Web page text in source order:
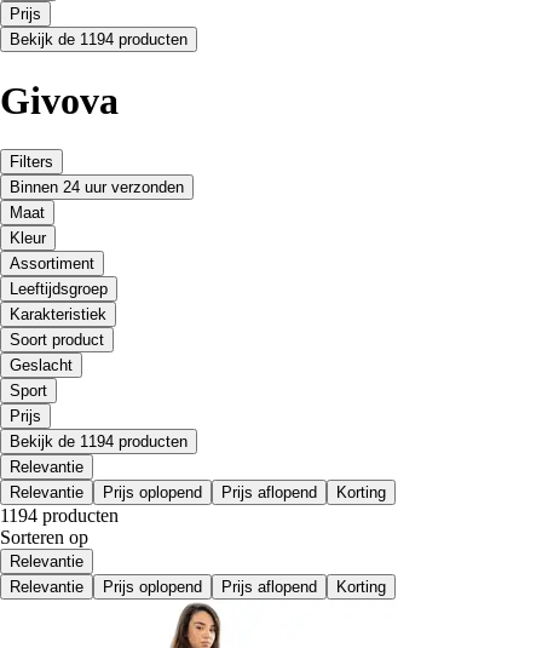
Prijs
Bekijk de 1194 producten
Givova
Filters
Binnen 24 uur verzonden
Maat
Kleur
Assortiment
Leeftijdsgroep
Karakteristiek
Soort product
Geslacht
Sport
Prijs
Bekijk de 1194 producten
Relevantie
Relevantie
Prijs oplopend Prijs aflopend Korting
1194 producten
Sorteren op
Relevantie
Relevantie
Prijs oplopend Prijs aflopend Korting